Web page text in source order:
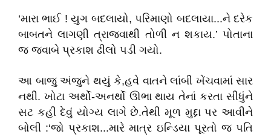
‘મારા ભાઈ ! યુગ બદલાયો, પરિમાણો બદલાયા...ને દરેક
બાબતને લાગણી ત્રાજવાથી તોળી ન શકાય.’ પોતાના
જ જવાબે પ્રકાશ ઢીલો પડી ગયો.
આ બાજુ અંજુને થયું કે,હવે વાતને લાંબી ખેંચવામાં સાર
નથી. ખોટા અર્થો-અનર્થો ઊભા થાય તેનાં કરતા સીધુંને
સટ કહી દેવું યોગ્ય લાગે છે.તેથી મૂળ મુદ્દા પર આવીને
બોલી :‘જો પ્રકાશ...મારે માત્ર ઇન્ડિયા પૂરતો જ પતિ